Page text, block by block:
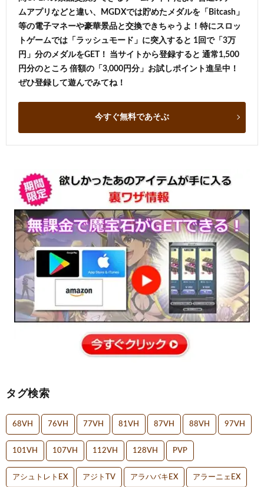
ムアプリなどと違い、MGDXでは貯めたメダルを「Bitcash」
等の電子マネーや豪華景品と交換できちゃうよ！特にスロッ
トゲームでは「ラッシュモード」に突入すると 1回で「3万
円」分のメダルをGET！ 当サイトから登録すると 通常1,500
円分のところ 倍額の「3,000円分」お試しポイント進呈中！
ぜひ登録して遊んでみてね！
今すぐ無料であそぶ
タグ検索
68VH 76VH 77VH 81VH 87VH 88VH 97VH
101VH 107VH 112VH 128VH PVP
アシュトレトEX アジトTV アラハバキEX アラーニェEX